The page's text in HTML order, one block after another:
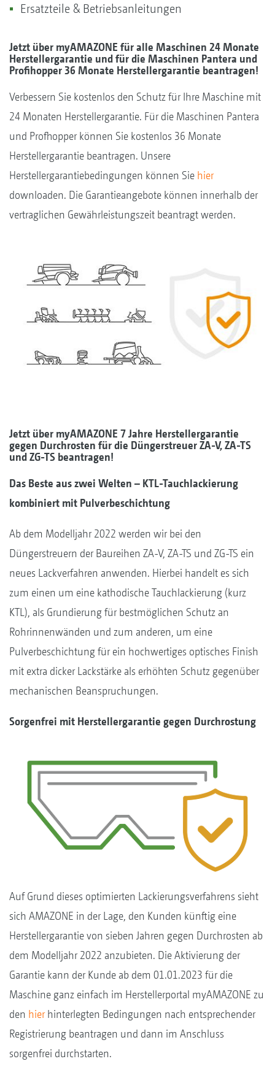
Ersatzteile & Betriebsanleitungen
Jetzt über myAMAZONE für alle Maschinen 24 Monate
Herstellergarantie und für die Maschinen Pantera und
Profihopper 36 Monate Herstellergarantie beantragen!
Verbessern Sie kostenlos den Schutz für Ihre Maschine mit
24 Monaten Herstellergarantie. Für die Maschinen Pantera
und Profhopper können Sie kostenlos 36 Monate
Herstellergarantie beantragen. Unsere
Herstellergarantiebedingungen können Sie hier
downloaden. Die Garantieangebote können innerhalb der
vertraglichen Gewährleistungszeit beantragt werden.
Jetzt über myAMAZONE 7 Jahre Herstellergarantie
gegen Durchrosten für die Düngerstreuer ZA-V, ZA-TS
und ZG-TS beantragen!
Das Beste aus zwei Welten – KTL-Tauchlackierung
kombiniert mit Pulverbeschichtung
Ab dem Modelljahr 2022 werden wir bei den
Düngerstreuern der Baureihen ZA-V, ZA-TS und ZG-TS ein
neues Lackverfahren anwenden. Hierbei handelt es sich
zum einen um eine kathodische Tauchlackierung (kurz
KTL), als Grundierung für bestmöglichen Schutz an
Rohrinnenwänden und zum anderen, um eine
Pulverbeschichtung für ein hochwertiges optisches Finish
mit extra dicker Lackstärke als erhöhten Schutz gegenüber
mechanischen Beanspruchungen.
Sorgenfrei mit Herstellergarantie gegen Durchrostung
Auf Grund dieses optimierten Lackierungsverfahrens sieht
sich AMAZONE in der Lage, den Kunden künftig eine
Herstellergarantie von sieben Jahren gegen Durchrosten ab
dem Modelljahr 2022 anzubieten. Die Aktivierung der
Garantie kann der Kunde ab dem 01.01.2023 für die
Maschine ganz einfach im Herstellerportal myAMAZONE zu
den hierhinterlegten Bedingungen nach entsprechender
Registrierung beantragen und dann im Anschluss
sorgenfrei durchstarten.